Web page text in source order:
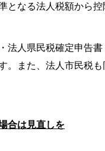
となる法人税額から控
法人県民税確定申告
。また、法人市民税
合は見直しを